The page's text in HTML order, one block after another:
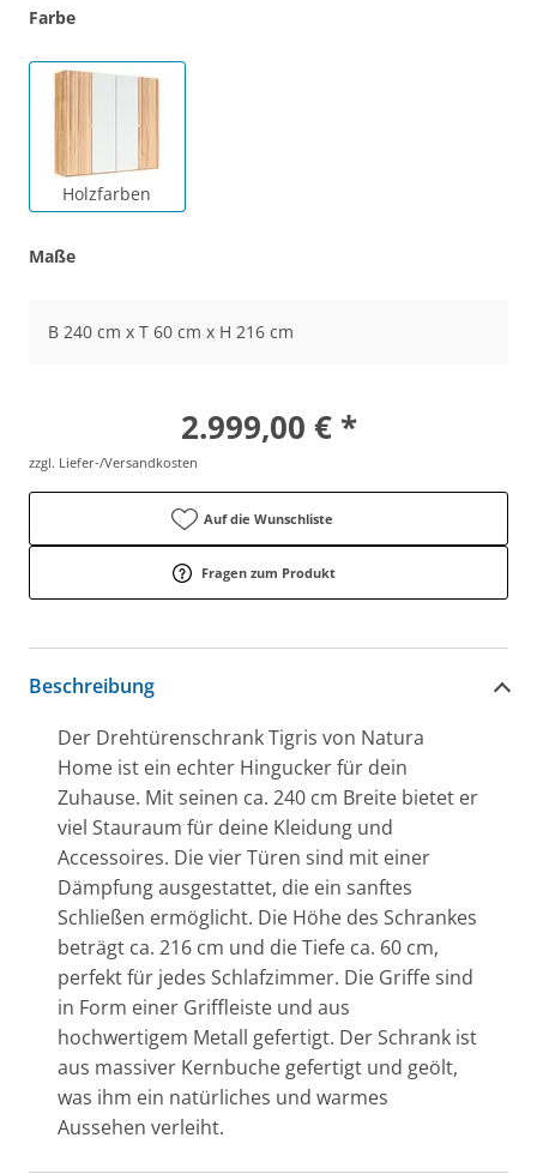
Farbe
Holzfarben
Maße
B 240 cm x T 60 cm x H 216 cm
2.999,00 € *
zzgl. Liefer-/Versandkosten
Auf die Wunschliste
Fragen zum Produkt
Beschreibung
Der Drehtürenschrank Tigris von Natura
Home ist ein echter Hingucker für dein
Zuhause. Mit seinen ca. 240 cm Breite bietet er
viel Stauraum für deine Kleidung und
Accessoires. Die vier Türen sind mit einer
Dämpfung ausgestattet, die ein sanftes
Schließen ermöglicht. Die Höhe des Schrankes
beträgt ca. 216 cm und die Tiefe ca. 60 cm,
perfekt für jedes Schlafzimmer. Die Griffe sind
in Form einer Griffleiste und aus
hochwertigem Metall gefertigt. Der Schrank ist
aus massiver Kernbuche gefertigt und geölt,
was ihm ein natürliches und warmes
Aussehen verleiht.